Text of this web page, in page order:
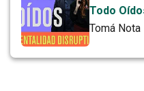
Todo
Tomá Nota